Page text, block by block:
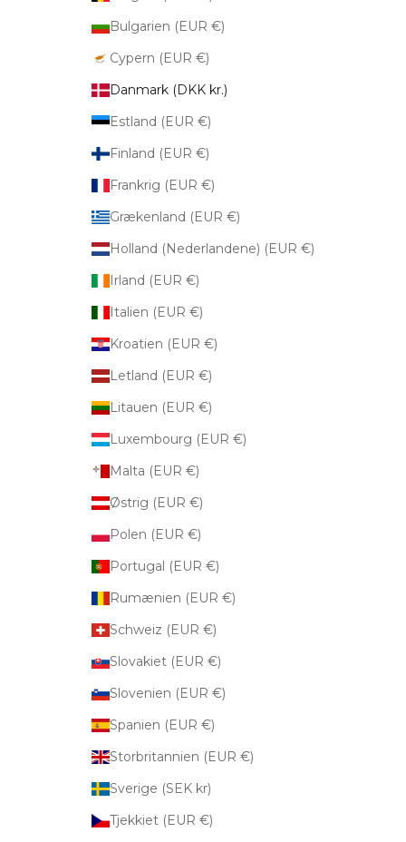
Bulgarien (EUR €)
Cypern (EUR €)
Danmark (DKK kr.)
Estland (EUR €)
Finland (EUR €)
Frankrig (EUR €)
Grækenland (EUR €)
Holland (Nederlandene) (EUR €)
Irland (EUR €)
Italien (EUR €)
Kroatien (EUR €)
Letland (EUR €)
Litauen (EUR €)
Luxembourg (EUR €)
Malta (EUR €)
Østrig (EUR €)
Polen (EUR €)
Portugal (EUR €)
Rumænien (EUR €)
Schweiz (EUR €)
Slovakiet (EUR €)
Slovenien (EUR €)
Spanien (EUR €)
Storbritannien (EUR €)
Sverige (SEK kr)
Tjekkiet (EUR €)